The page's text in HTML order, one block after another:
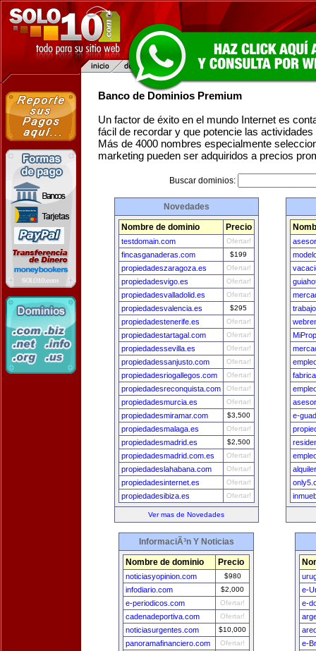
Banco de Dominios Premium
Un factor de éxito en el mundo Internet es
fácil de recordar y que potencie las
Más de 4000 nombres especialmente
marketing pueden ser adquiridos a precios
Buscar dominios:
Novedades
Nombre de dominio Precio
testdomain.com Ofertar!
fincasganaderas.com $199
propiedadeszaragoza.es Ofertar!
propiedadesvigo.es Ofertar!
propiedadesvalladolid.es Ofertar!
propiedadesvalencia.es $295
propiedadestenerife.es Ofertar!
propiedadestartagal.com Ofertar!
propiedadessevilla.es Ofertar!
propiedadessanjusto.com Ofertar!
propiedadesriogallegos.com Ofertar!
propiedadesreconquista.com Ofertar!
propiedadesmurcia.es Ofertar!
propiedadesmiramar.com $3,500
propiedadesmalaga.es Ofertar!
propiedadesmadrid.es $2,500
propiedadesmadrid.com.es Ofertar!
propiedadeslahabana.com Ofertar!
propiedadesinternet.es Ofertar!
propiedadesibiza.es Ofertar!
Ver mas de Novedades
e-
InformaciÃ³n Y Noticias
Nombre de dominio Precio
noticiasyopinion.com $980
infodiario.com $2,000
e-periodicos.com Ofertar!
cadenadeportiva.com Ofertar!
noticiasurgentes.com $10,000
panoramafinanciero.com Ofertar!
e-
e-
e-